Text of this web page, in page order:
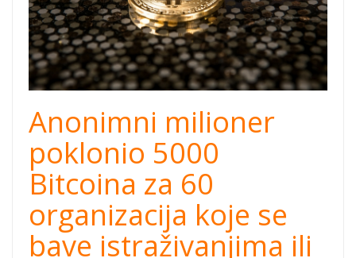
Anonimni milioner
poklonio 5000
Bitcoina za 60
organizacija koje se
bave istraživanjima ili